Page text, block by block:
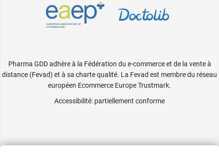
Pharma GDD adhère à la Fédération du e-commerce et de la vente à
distance (Fevad) et à sa charte qualité. La Fevad est membre du réseau
européen Ecommerce Europe Trustmark.
Accessibilité: partiellement conforme